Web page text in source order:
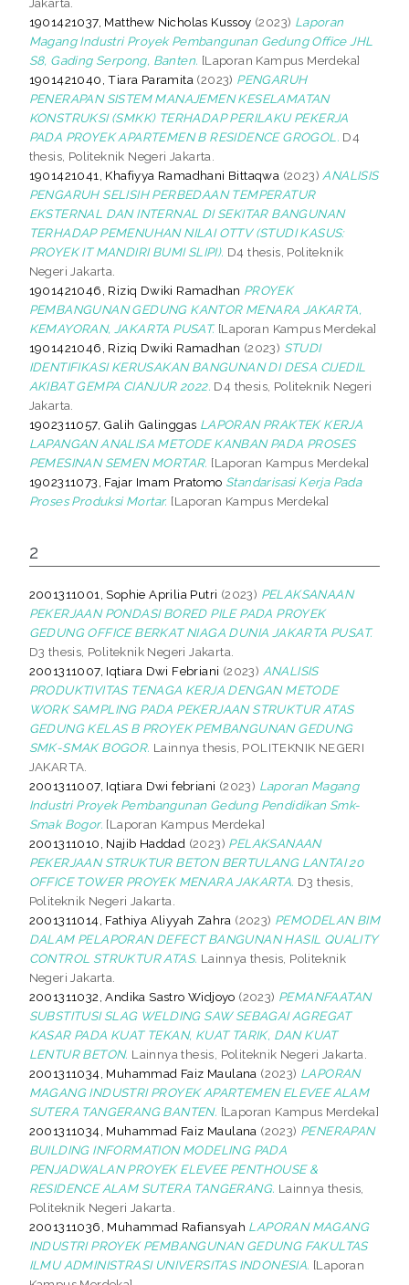
1901421037, Matthew Nicholas Kussoy (2023) Laporan
Magang Industri Proyek Pembangunan Gedung Office JHL
S8, Gading Serpong, Banten. [Laporan Kampus Merdeka]
1901421040, Tiara Paramita (2023) PENGARUH
PENERAPAN SISTEM MANAJEMEN KESELAMATAN
KONSTRUKSI (SMKK) TERHADAP PERILAKU PEKERJA
PADA PROYEK APARTEMEN B RESIDENCE GROGOL. D4
thesis, Politeknik Negeri Jakarta.
1901421041, Khafiyya Ramadhani Bittaqwa (2023) ANALISIS
PENGARUH SELISIH PERBEDAAN TEMPERATUR
EKSTERNAL DAN INTERNAL DI SEKITAR BANGUNAN
TERHADAP PEMENUHAN NILAI OTTV (STUDI KASUS:
PROYEK IT MANDIRI BUMI SLIPI). D4 thesis, Politeknik
Negeri Jakarta.
1901421046, Riziq Dwiki Ramadhan PROYEK
PEMBANGUNAN GEDUNG KANTOR MENARA JAKARTA,
KEMAYORAN, JAKARTA PUSAT. [Laporan Kampus Merdeka]
1901421046, Riziq Dwiki Ramadhan (2023) STUDI
IDENTIFIKASI KERUSAKAN BANGUNAN DI DESA CIJEDIL
AKIBAT GEMPA CIANJUR 2022. D4 thesis, Politeknik Negeri
Jakarta.
1902311057, Galih Galinggas LAPORAN PRAKTEK KERJA
LAPANGAN ANALISA METODE KANBAN PADA PROSES
PEMESINAN SEMEN MORTAR. [Laporan Kampus Merdeka]
1902311073, Fajar Imam Pratomo Standarisasi Kerja Pada
Proses Produksi Mortar. [Laporan Kampus Merdeka]
2
2001311001, Sophie Aprilia Putri (2023) PELAKSANAAN
PEKERJAAN PONDASI BORED PILE PADA PROYEK
GEDUNG OFFICE BERKAT NIAGA DUNIA JAKARTA PUSAT.
D3 thesis, Politeknik Negeri Jakarta.
2001311007, Iqtiara Dwi Febriani (2023) ANALISIS
PRODUKTIVITAS TENAGA KERJA DENGAN METODE
WORK SAMPLING PADA PEKERJAAN STRUKTUR ATAS
GEDUNG KELAS B PROYEK PEMBANGUNAN GEDUNG
SMK-SMAK BOGOR. Lainnya thesis, POLITEKNIK NEGERI
JAKARTA.
2001311007, Iqtiara Dwi febriani (2023) Laporan Magang
Industri Proyek Pembangunan Gedung Pendidikan Smk-
Smak Bogor. [Laporan Kampus Merdeka]
2001311010, Najib Haddad (2023) PELAKSANAAN
PEKERJAAN STRUKTUR BETON BERTULANG LANTAI 20
OFFICE TOWER PROYEK MENARA JAKARTA. D3 thesis,
Politeknik Negeri Jakarta.
2001311014, Fathiya Aliyyah Zahra (2023) PEMODELAN BIM
DALAM PELAPORAN DEFECT BANGUNAN HASIL QUALITY
CONTROL STRUKTUR ATAS. Lainnya thesis, Politeknik
Negeri Jakarta.
2001311032, Andika Sastro Widjoyo (2023) PEMANFAATAN
SUBSTITUSI SLAG WELDING SAW SEBAGAI AGREGAT
KASAR PADA KUAT TEKAN, KUAT TARIK, DAN KUAT
LENTUR BETON. Lainnya thesis, Politeknik Negeri Jakarta.
2001311034, Muhammad Faiz Maulana (2023) LAPORAN
MAGANG INDUSTRI PROYEK APARTEMEN ELEVEE ALAM
SUTERA TANGERANG BANTEN. [Laporan Kampus Merdeka]
2001311034, Muhammad Faiz Maulana (2023) PENERAPAN
BUILDING INFORMATION MODELING PADA
PENJADWALAN PROYEK ELEVEE PENTHOUSE &
RESIDENCE ALAM SUTERA TANGERANG. Lainnya thesis,
Politeknik Negeri Jakarta.
2001311036, Muhammad Rafiansyah LAPORAN MAGANG
INDUSTRI PROYEK PEMBANGUNAN GEDUNG FAKULTAS
ILMU ADMINISTRASI UNIVERSITAS INDONESIA. [Laporan